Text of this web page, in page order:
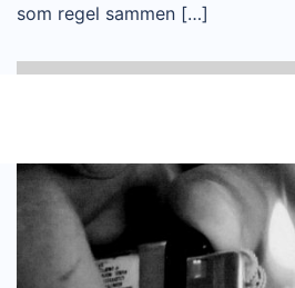
som regel sammen […]